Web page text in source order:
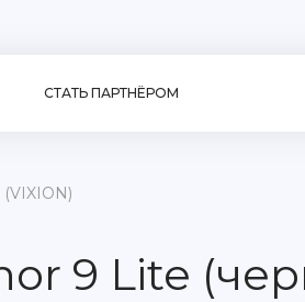
СТАТЬ ПАРТНЁРОМ
9 Lite